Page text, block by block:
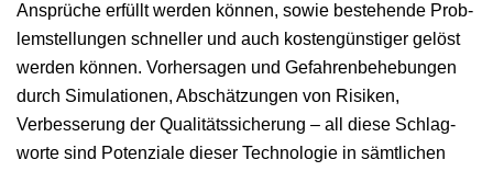
Ansprüche erfüllt wer­den kön­nen, sowie beste­hende Prob­
lem­stel­lun­gen schneller und auch kostengün­stiger gelöst
wer­den kön­nen. Vorher­sagen und Gefahren­be­he­bun­gen
durch Sim­u­la­tio­nen, Abschätzun­gen von Risiken,
Verbesserung der Qual­itätssicherung – all diese Schlag­
worte sind Poten­ziale dieser Tech­nolo­gie in sämtlichen